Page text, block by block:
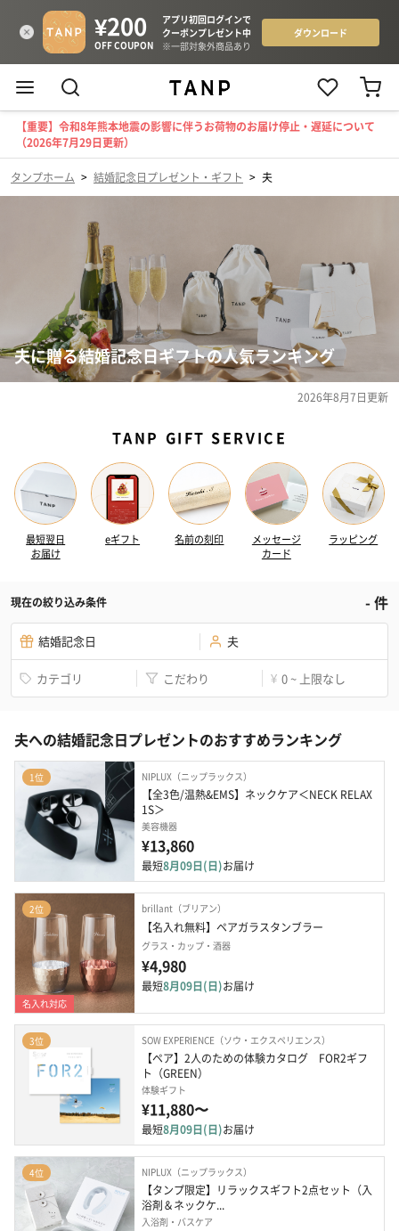
【重要】令和8年熊本地震の影響に伴うお荷物のお届け停止・遅延について
（2026年7月29日更新）
タンプホーム > 結婚記念日プレゼント・ギフト > 夫
夫に贈る結婚記念日ギフトの人気ランキング
2026年8月7日更新
TANP GIFT SERVICE
最短翌日
お届け
eギフト 名前の刻印
メッセージ
カード
ラッピング
現在の絞り込み条件 -件
結婚記念日 夫
カテゴリ こだわり ¥ 0 ~ 上限なし
夫への結婚記念日プレゼントのおすすめランキング
1位 NIPLUX（ニップラックス）
【全3色/温熱&EMS】ネックケア＜NECK RELAX
1S＞
美容機器
¥13,860
最短8月09日(日)お届け
2位
名入れ対応
brillant（ブリアン）
【名入れ無料】ペアガラスタンブラー
グラス・カップ・酒器
¥4,980
最短8月09日(日)お届け
3位 SOW EXPERIENCE（ソウ・エクスペリエンス）
【ペア】2人のための体験カタログ　FOR2ギフ
ト（GREEN）
体験ギフト
¥11,880〜
最短8月09日(日)お届け
4位 NIPLUX（ニップラックス）
【タンプ限定】リラックスギフト2点セット（入
浴剤＆ネックケ...
入浴剤・バスケア